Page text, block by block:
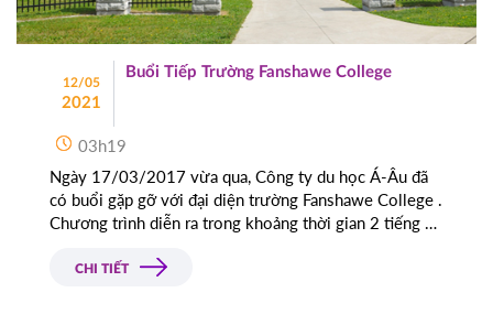
12/05
2021
Buổi Tiếp Trường Fanshawe College
03h19
Ngày 17/03/2017 vừa qua, Công ty du học Á-Âu đã
có buổi gặp gỡ với đại diện trường Fanshawe College .
Chương trình diễn ra trong khoảng thời gian 2 tiếng và
ngành của trường Fanshawe College .
CHI TIẾT